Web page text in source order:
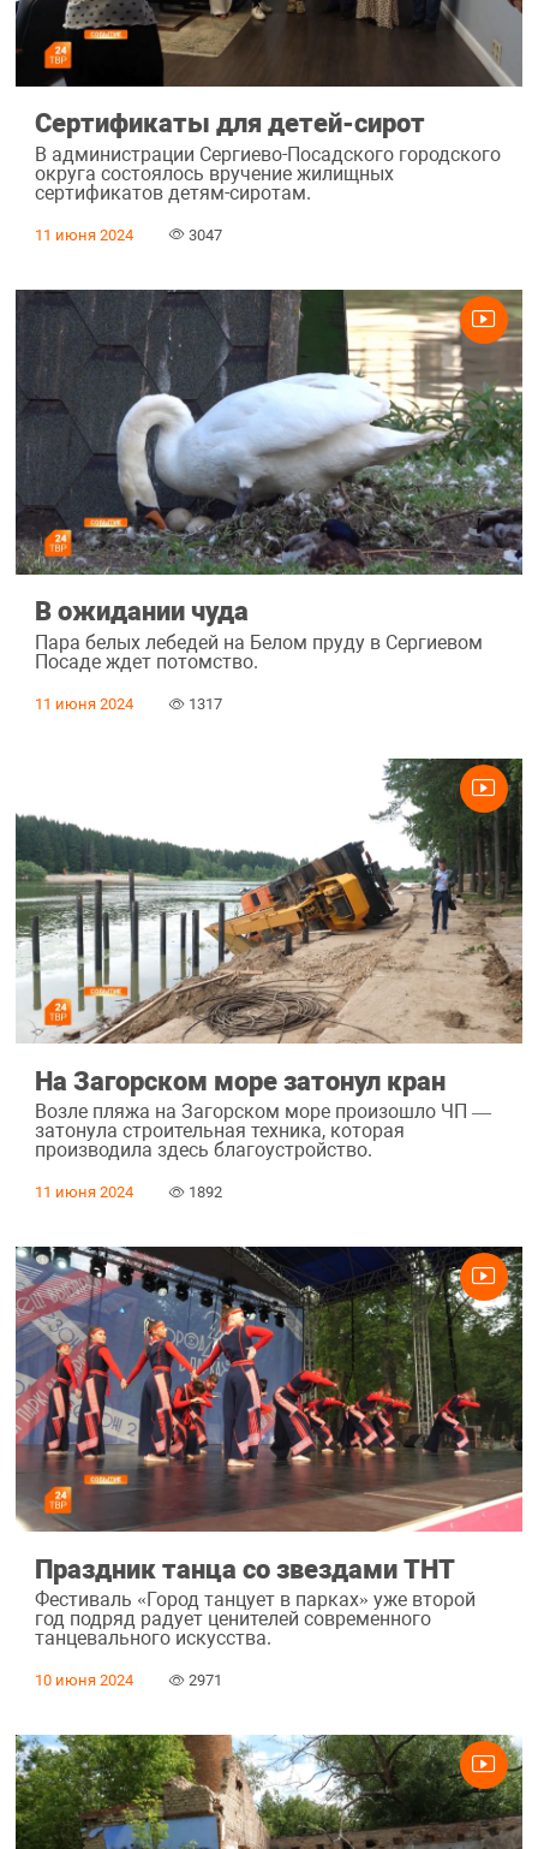
Сертификаты для детей-сирот
В администрации Сергиево-Посадского городского
округа состоялось вручение жилищных
сертификатов детям-сиротам.
11 июня 2024 3047
В ожидании чуда
Пара белых лебедей на Белом пруду в Сергиевом
Посаде ждет потомство.
11 июня 2024 1317
На Загорском море затонул кран
Возле пляжа на Загорском море произошло ЧП —
затонула строительная техника, которая
производила здесь благоустройство.
11 июня 2024 1892
Праздник танца со звездами ТНТ
Фестиваль «Город танцует в парках» уже второй
год подряд радует ценителей современного
танцевального искусства.
10 июня 2024 2971